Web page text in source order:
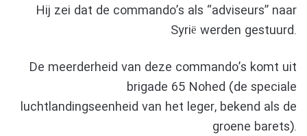
Hij zei dat de commando’s als “adviseurs” naar
Syrië werden gestuurd.
De meerderheid van deze commando’s komt uit
brigade 65 Nohed (de speciale
luchtlandingseenheid van het leger, bekend als de
groene barets).